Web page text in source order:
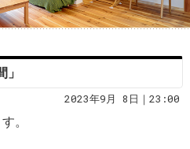
2023年9月 8日｜23:00
。